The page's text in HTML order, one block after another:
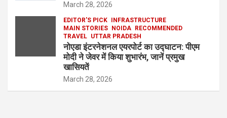
March 28, 2026
EDITOR'S PICK
INFRASTRUCTURE
MAIN STORIES
NOIDA
RECOMMENDED
TRAVEL UTTAR PRADESH
नोएडा इंटरनेशनल एयरपोर्ट का उद्घाटन: पीएम
मोदी ने जेवर में किया शुभारंभ, जानें प्रमुख
खासियतें
March 28, 2026